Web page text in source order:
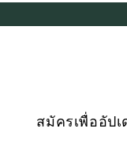
สมัครเพื่ออัป